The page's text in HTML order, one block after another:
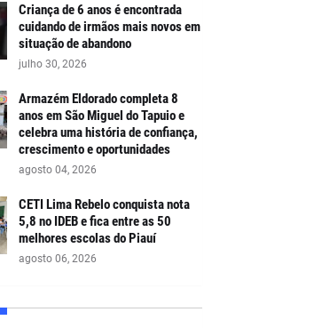
Criança de 6 anos é encontrada
cuidando de irmãos mais novos em
situação de abandono
julho 30, 2026
Armazém Eldorado completa 8
anos em São Miguel do Tapuio e
celebra uma história de confiança,
crescimento e oportunidades
agosto 04, 2026
CETI Lima Rebelo conquista nota
5,8 no IDEB e fica entre as 50
melhores escolas do Piauí
agosto 06, 2026